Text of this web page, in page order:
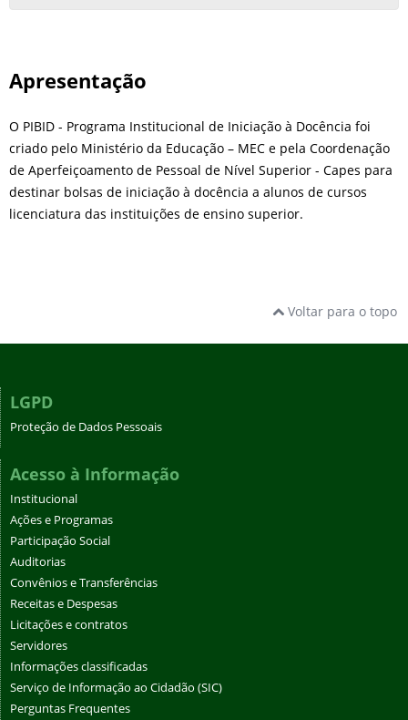
Apresentação
O PIBID - Programa Institucional de Iniciação à Docência foi
criado pelo Ministério da Educação – MEC e pela Coordenação
de Aperfeiçoamento de Pessoal de Nível Superior - Capes para
destinar bolsas de iniciação à docência a alunos de cursos
licenciatura das instituições de ensino superior.
Voltar para o topo
LGPD
Proteção de Dados Pessoais
Acesso à Informação
Institucional
Ações e Programas
Participação Social
Auditorias
Convênios e Transferências
Receitas e Despesas
Licitações e contratos
Servidores
Informações classificadas
Serviço de Informação ao Cidadão (SIC)
Perguntas Frequentes